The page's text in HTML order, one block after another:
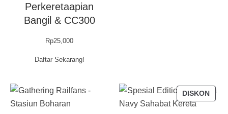
Perkeretaapian
Bangil & CC300
Rp25,000
Daftar Sekarang!
DISKON